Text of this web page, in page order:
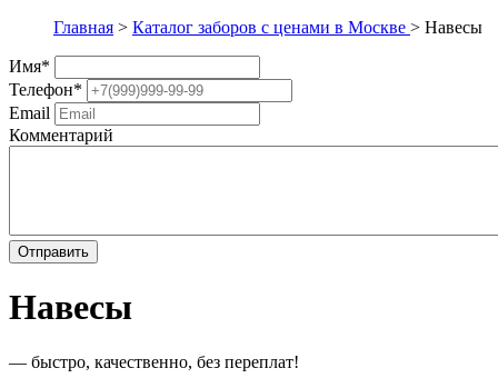
Главная > Каталог заборов с ценами в Москве > Навесы
Имя*
Телефон*
Email
Комментарий
Навесы
— быстро, качественно, без переплат!